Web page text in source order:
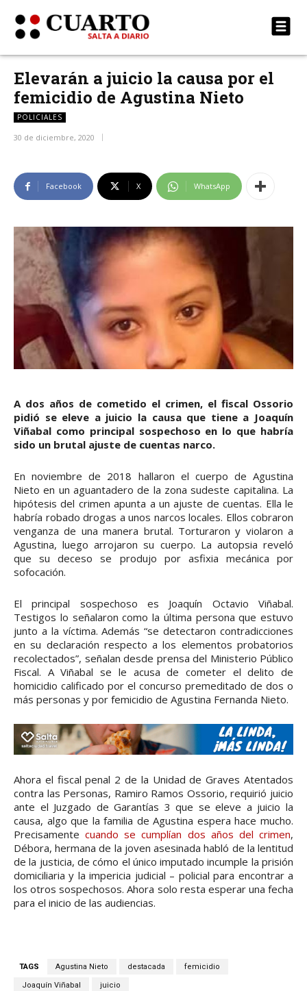
Elevarán a juicio la causa por el
femicidio de Agustina Nieto
POLICIALES
30 de diciembre, 2020
Facebook X WhatsApp
A dos años de cometido el crimen, el fiscal Ossorio
pidió se eleve a juicio la causa que tiene a Joaquín
Viñabal como principal sospechoso en lo que habría
sido un brutal ajuste de cuentas narco.
En noviembre de 2018 hallaron el cuerpo de Agustina
Nieto en un aguantadero de la zona sudeste capitalina. La
hipótesis del crimen apunta a un ajuste de cuentas. Ella le
habría robado drogas a unos narcos locales. Ellos cobraron
venganza de una manera brutal. Torturaron y violaron a
Agustina, luego arrojaron su cuerpo. La autopsia reveló
que su deceso se produjo por asfixia mecánica por
sofocación.
El principal sospechoso es Joaquín Octavio Viñabal.
Testigos lo señalaron como la última persona que estuvo
junto a la víctima. Además “se detectaron contradicciones
en su declaración respecto a los elementos probatorios
recolectados”, señalan desde prensa del Ministerio Público
Fiscal. A Viñabal se le acusa de cometer el delito de
homicidio calificado por el concurso premeditado de dos o
más personas y por femicidio de Agustina Fernanda Nieto.
Ahora el fiscal penal 2 de la Unidad de Graves Atentados
contra las Personas, Ramiro Ramos Ossorio, requirió juicio
ante el Juzgado de Garantías 3 que se eleve a juicio la
causa, algo que la familia de Agustina espera hace mucho.
Precisamentecuando se cumplían dos años del crimen,
Débora, hermana de la joven asesinada habló de la lentitud
de la justicia, de cómo el único imputado incumple la prisión
domiciliaria y la impericia judicial – policial para encontrar a
los otros sospechosos. Ahora solo resta esperar una fecha
para el inicio de las audiencias.
TAGS Agustina Nieto destacada femicidio
Joaquín Viñabal juicio